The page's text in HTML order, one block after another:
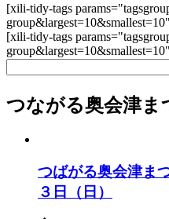
[xili-tidy-tags
[xili-tidy-tags
つながる奥会津ま
つばがる奥会津ま
３日（日）